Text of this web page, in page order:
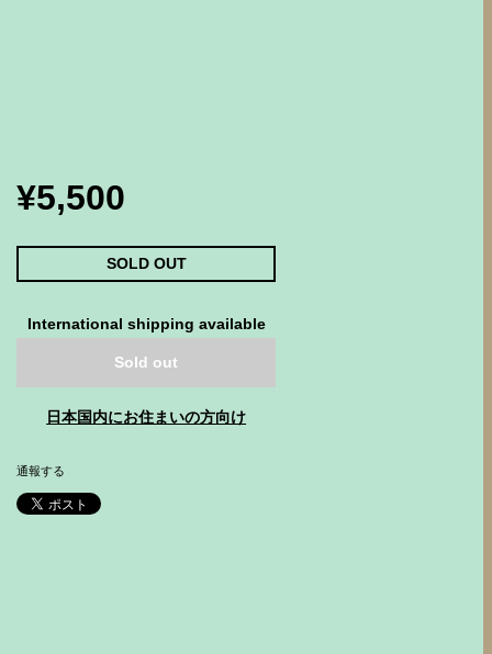
¥5,500
SOLD OUT
International shipping available
Sold out
日本国内にお住まいの方向け
通報する